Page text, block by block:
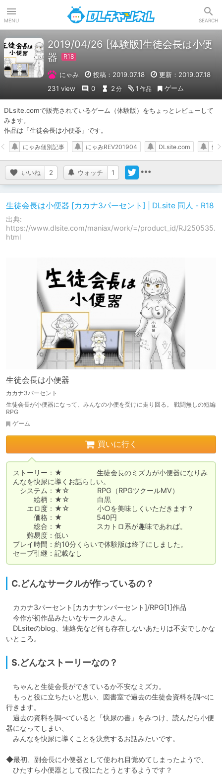
MENU SEARCH
2019/04/26 [体験版]生徒会長は小便
器
にゃみ 投稿：2019.07.18
更新：2019.07.18
231 view
0 2 分 1 作品 ゲーム
DLsite.comで販売されているゲーム（体験版）をちょっとレビューして
みます。
作品は「生徒会長は小便器」です。
いいね 2 ウォッチ 1
にゃみ個別記事 にゃみREV201904 DLsite.com 体
生徒会長は小便器 [カカナ3パーセント] | DLsite 同人 - R18
出典:
https://www.dlsite.com/maniax/work/=/product_id/RJ250535.
html
生徒会長は小便器
カカナ3パーセント
生徒会長が小便器になって、みんなの小便を受けに走り回る。 戦闘無しの短編
RPG
ゲーム
買いに行く
ストーリー：★　　　　　生徒会長のミズカが小便器になりみ
んなを快尿に導くお話らしい。
システム：★☆　　　　RPG（RPGツクールMV）
絵柄：★☆　　　　白黒
エロ度：★☆　　　　小○を美味しくいただきます？
価格：★　　　　　540円
総合：★　　　　　スカトロ系が趣味であれば。
難易度：低い
プレイ時間：約10分くらいで体験版は終了にしました。
セーブ引継：記載なし
C.どんなサークルが作っているの？
カカナ3パーセント[カカナサンパーセント]/RPG[1]作品
今作が初作品みたいなサークルさん。
DLsiteのblog、連絡先など何も存在しないあたりは不安でしかな
いところ。
S.どんなストーリーなの？
ちゃんと生徒会長ができているか不安なミズカ。
もっと役に立ちたいと思い、図書室で過去の生徒会資料を調べに
行きます。
過去の資料を調べていると「快尿の書」をみつけ、読んだら小便
器になってしまい、
みんなを快尿に導くことを決意するお話みたいです。
◆最初、副会長に小便器として使われ目覚めてしまったようで、
ひたすら小便器として役にたとうとするようです？